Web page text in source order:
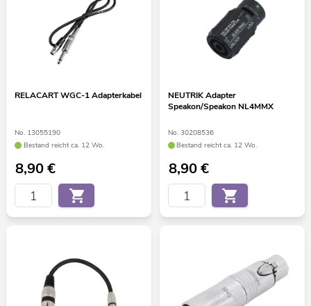
RELACART WGC-1 Adapterkabel
No. 13055190
Bestand reicht ca. 12 Wo.
8,90€
NEUTRIK Adapter
Speakon/Speakon NL4MMX
No. 30208536
Bestand reicht ca. 12 Wo.
8,90€